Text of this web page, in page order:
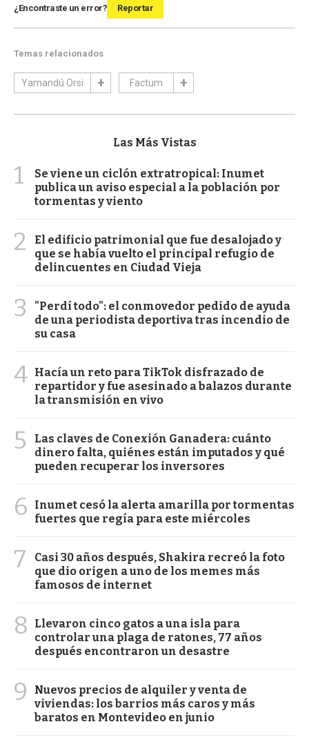
¿Encontraste un error? Reportar
Temas relacionados
Yamandú Orsi Factum
Las Más Vistas
1
Se viene un ciclón extratropical: Inumet
publica un aviso especial a la población por
tormentas y viento
2
El edificio patrimonial que fue desalojado y
que se había vuelto el principal refugio de
delincuentes en Ciudad Vieja
3
"Perdí todo": el conmovedor pedido de ayuda
de una periodista deportiva tras incendio de
su casa
4 Hacía un reto para TikTok disfrazado de
repartidor y fue asesinado a balazos durante
la transmisión en vivo
5
Las claves de Conexión Ganadera: cuánto
dinero falta, quiénes están imputados y qué
pueden recuperar los inversores
6
Inumet cesó la alerta amarilla por tormentas
fuertes que regía para este miércoles
7
Casi 30 años después, Shakira recreó la foto
que dio origen a uno de los memes más
famosos de internet
8
Llevaron cinco gatos a una isla para
controlar una plaga de ratones, 77 años
después encontraron un desastre
9
Nuevos precios de alquiler y venta de
viviendas: los barrios más caros y más
baratos en Montevideo en junio